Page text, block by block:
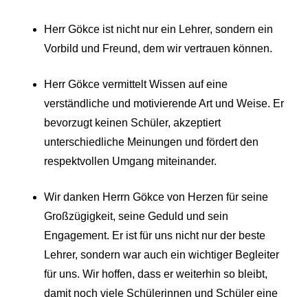
Herr Gökce ist nicht nur ein Lehrer, sondern ein
Vorbild und Freund, dem wir vertrauen können.
Herr Gökce vermittelt Wissen auf eine
verständliche und motivierende Art und Weise. Er
bevorzugt keinen Schüler, akzeptiert
unterschiedliche Meinungen und fördert den
respektvollen Umgang miteinander.
Wir danken Herrn Gökce von Herzen für seine
Großzügigkeit, seine Geduld und sein
Engagement. Er ist für uns nicht nur der beste
Lehrer, sondern war auch ein wichtiger Begleiter
für uns. Wir hoffen, dass er weiterhin so bleibt,
damit noch viele Schülerinnen und Schüler eine